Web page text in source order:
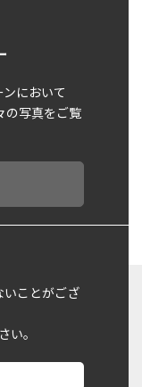
において
の写真をご覧
ことがござ
い。